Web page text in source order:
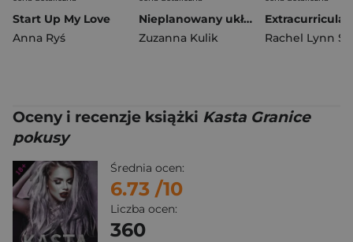
Start Up My Love
Anna Ryś
Nieplanowany układ (ilustrowane brzegi)
Zuzanna Kulik
Extracurricular
Oceny i recenzje książki Kasta Granice
pokusy
Średnia ocen:
6.73 /10
Liczba ocen:
360